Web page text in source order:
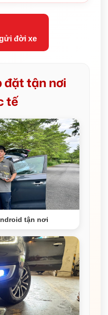
đời xe
đặt tận nơi
tế
tận nơi